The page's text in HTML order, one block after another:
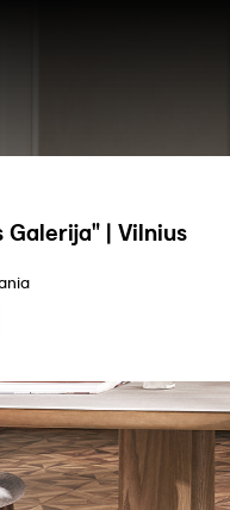
Galerija" | Vilnius